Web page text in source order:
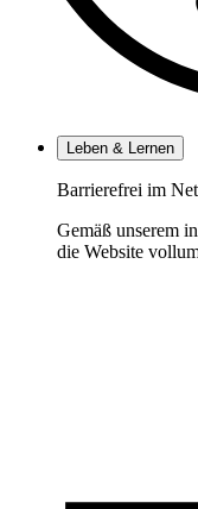
Leben & Lernen
Barrierefrei im
Gemäß unserem
die Website